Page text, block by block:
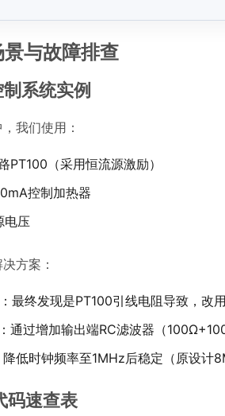
与故障排查
系统实例
我们使用：
PT100（采用恒流源激励）
控制加热器
电压
方案：
最终发现是PT100引线电阻导致，改
通过增加输出端RC滤波器（
降低时钟频率至1MHz后稳定（原设计
码速查表